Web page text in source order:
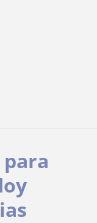
para